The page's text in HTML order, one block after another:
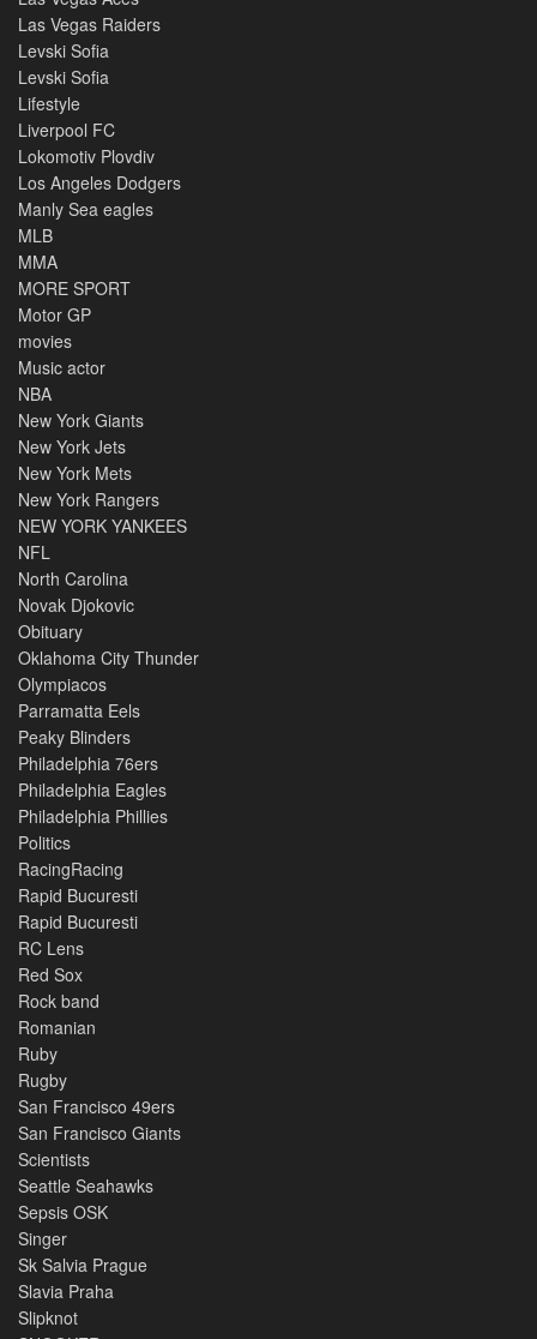
Las Vegas Raiders
Levski Sofia
Levski Sofia
Lifestyle
Liverpool FC
Lokomotiv Plovdiv
Los Angeles Dodgers
Manly Sea eagles
MLB
MMA
MORE SPORT
Motor GP
movies
Music actor
NBA
New York Giants
New York Jets
New York Mets
New York Rangers
NEW YORK YANKEES
NFL
North Carolina
Novak Djokovic
Obituary
Oklahoma City Thunder
Olympiacos
Parramatta Eels
Peaky Blinders
Philadelphia 76ers
Philadelphia Eagles
Philadelphia Phillies
Politics
RacingRacing
Rapid Bucuresti
Rapid Bucuresti
RC Lens
Red Sox
Rock band
Romanian
Ruby
Rugby
San Francisco 49ers
San Francisco Giants
Scientists
Seattle Seahawks
Sepsis OSK
Singer
Sk Salvia Prague
Slavia Praha
Slipknot